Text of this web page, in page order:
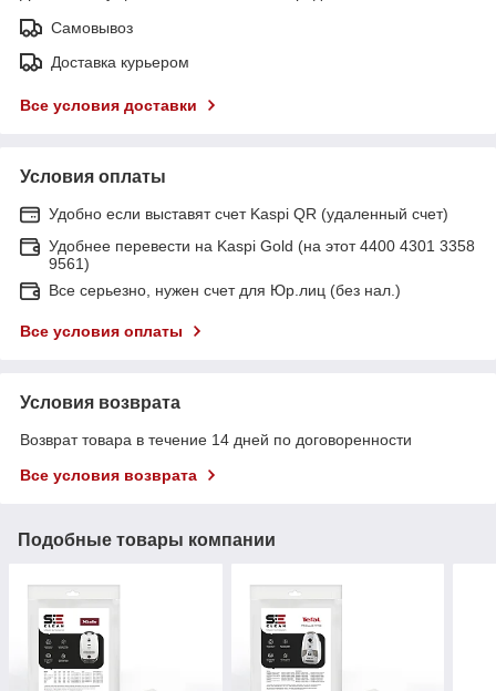
Самовывоз
Доставка курьером
Все условия доставки
Условия оплаты
Удобно если выставят счет Kaspi QR (удаленный счет)
Удобнее перевести на Kaspi Gold (на этот 4400 4301 3358
9561)
Все серьезно, нужен счет для Юр.лиц (без нал.)
Все условия оплаты
Условия возврата
Возврат товара в течение 14 дней по договоренности
Все условия возврата
Подобные товары компании